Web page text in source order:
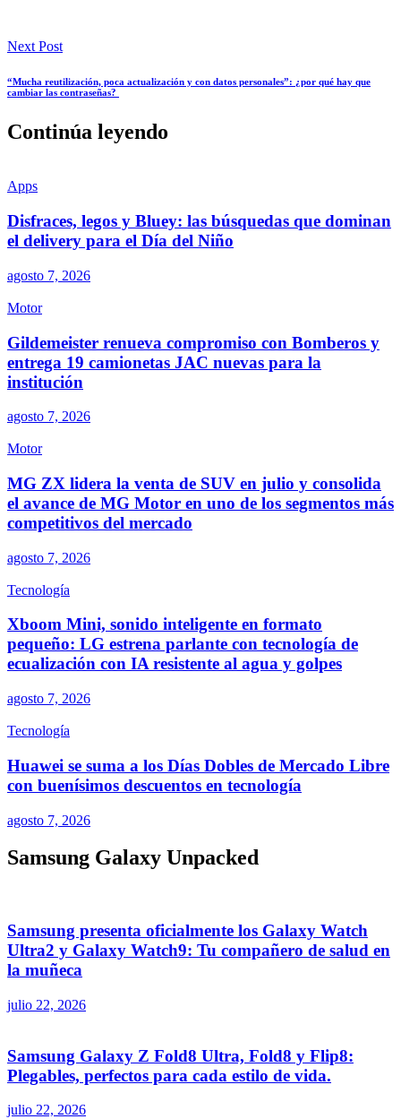
Next Post
“Mucha reutilización, poca actualización y con datos personales”: ¿por qué hay que
cambiar las contraseñas?
Continúa leyendo
Apps
Disfraces, legos y Bluey: las búsquedas que dominan
el delivery para el Día del Niño
agosto 7, 2026
Motor
Gildemeister renueva compromiso con Bomberos y
entrega 19 camionetas JAC nuevas para la
institución
agosto 7, 2026
Motor
MG ZX lidera la venta de SUV en julio y consolida
el avance de MG Motor en uno de los segmentos más
competitivos del mercado
agosto 7, 2026
Tecnología
Xboom Mini, sonido inteligente en formato
pequeño: LG estrena parlante con tecnología de
ecualización con IA resistente al agua y golpes
agosto 7, 2026
Tecnología
Huawei se suma a los Días Dobles de Mercado Libre
con buenísimos descuentos en tecnología
agosto 7, 2026
Samsung Galaxy Unpacked
Samsung presenta oficialmente los Galaxy Watch
Ultra2 y Galaxy Watch9: Tu compañero de salud en
la muñeca
julio 22, 2026
Samsung Galaxy Z Fold8 Ultra, Fold8 y Flip8:
Plegables, perfectos para cada estilo de vida.
julio 22, 2026